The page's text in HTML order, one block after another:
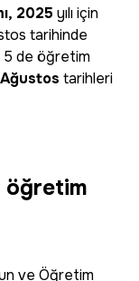
2025 yılı için
tarihinde
5 de öğretim
tarihleri
öğretim
ve Öğretim